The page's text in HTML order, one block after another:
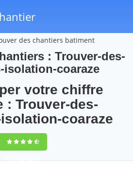
des chantiers batiment
: Trouver-des-
isolation-coaraze
votre chiffre
: Trouver-des-
coaraze
9,5(100%)91